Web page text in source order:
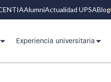
AlumniActualidad UPSABlog
Experiencia universitaria